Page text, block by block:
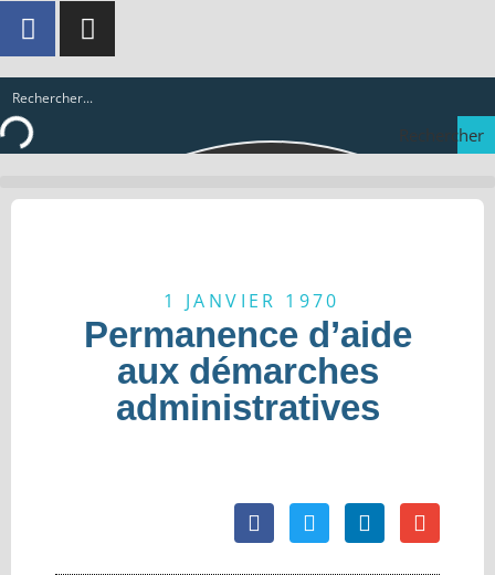
Rechercher
1 JANVIER 1970
Permanence d’aide
aux démarches
administratives